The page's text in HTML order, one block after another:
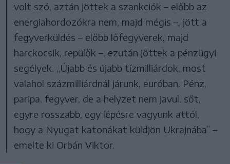
volt szó, aztán jöttek a szankciók – előbb az
energiahordozókra nem, majd mégis –, jött a
fegyverküldés – előbb lőfegyverek, majd
harckocsik, repülők –, ezután jöttek a pénzügyi
segélyek. „Újabb és újabb tízmilliárdok, most
valahol százmilliárdnál járunk, euróban. Pénz,
paripa, fegyver, de a helyzet nem javul, sőt,
egyre rosszabb, egy lépésre vagyunk attól,
hogy a Nyugat katonákat küldjön Ukrajnába” –
emelte ki Orbán Viktor.